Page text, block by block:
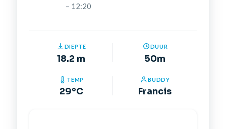
– 12:20
DIEPTE
18.2 m
DUUR
50m
TEMP
29°C
BUDDY
Francis